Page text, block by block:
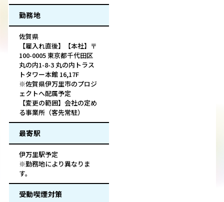
勤務地
佐賀県
【雇入れ直後】【本社】〒
100-0005 東京都千代田区
丸の内1-8-3 丸の内トラス
トタワー本館 16,17F
※佐賀県伊万里市のプロジ
ェクトへ配属予定
【変更の範囲】会社の定め
る事業所（客先常駐）
最寄駅
伊万里駅予定
※勤務地により異なりま
す。
受動喫煙対策